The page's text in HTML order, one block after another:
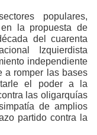
populares,
en la propuesta de
del cuarenta
Izquierdista
independiente
a romper las bases
el poder a la
las oligarquías
de amplios
partido contra la